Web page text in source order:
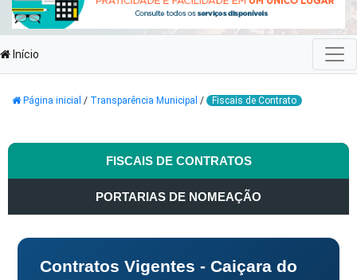
Início
Página inicial / Transparência Municipal / Fiscais de Contrato